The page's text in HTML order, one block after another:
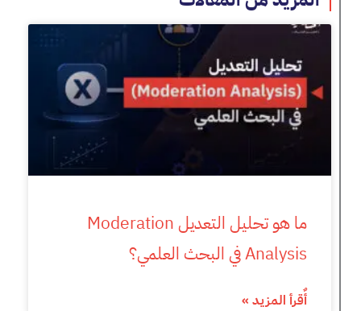
ما هو تحليل التعديل Moderation
Analysis في البحث العلمي؟
أٌقرأ المزيد »